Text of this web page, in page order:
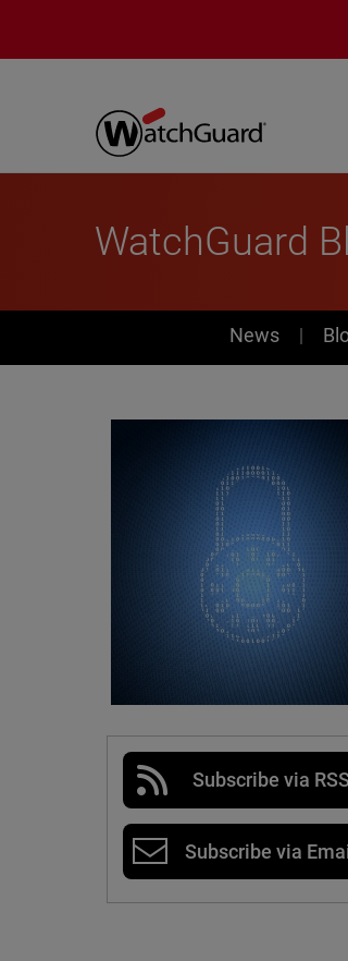
WatchGuard
News
News
Subscribe via
Subscribe via